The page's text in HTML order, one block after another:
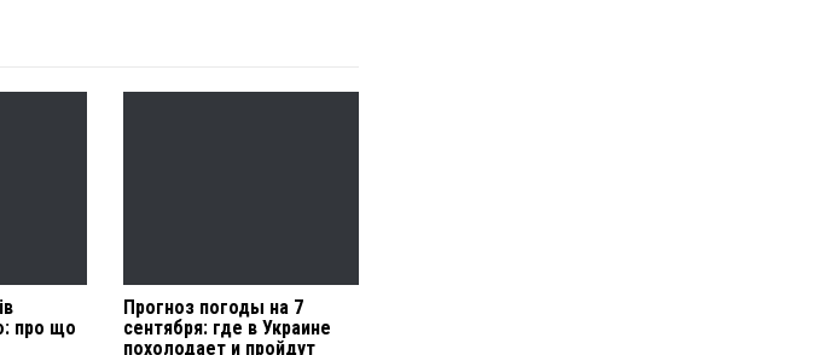
про що
Прогноз погоды на 7
сентября: где в Украине
похолодает и пройдут